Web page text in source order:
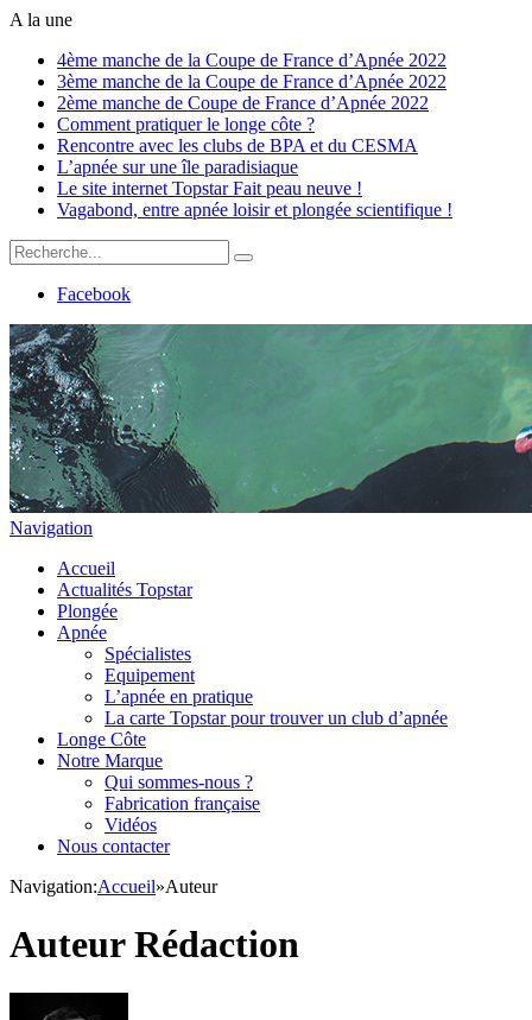
A la une
4ème manche de la Coupe de France d’Apnée 2022
3ème manche de la Coupe de France d’Apnée 2022
2ème manche de Coupe de France d’Apnée 2022
Comment pratiquer le longe côte ?
Rencontre avec les clubs de BPA et du CESMA
L’apnée sur une île paradisiaque
Le site internet Topstar Fait peau neuve !
Vagabond, entre apnée loisir et plongée scientifique !
Facebook
Navigation
Accueil
Actualités Topstar
Plongée
Apnée
Spécialistes
Equipement
L’apnée en pratique
La carte Topstar pour trouver un club d’apnée
Longe Côte
Notre Marque
Qui sommes-nous ?
Fabrication française
Vidéos
Nous contacter
Navigation:Accueil»Auteur
AuteurRédaction